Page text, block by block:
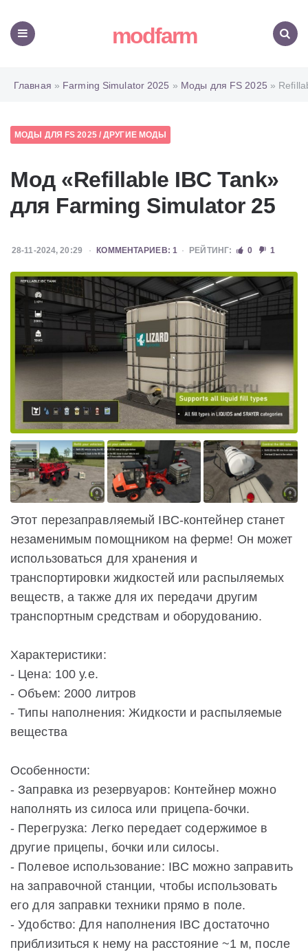
modfarm
Главная » Farming Simulator 2025 » Моды для FS 2025 »
МОДЫ ДЛЯ FS 2025/ДРУГИЕ МОДЫ
Мод «Refillable IBC Tank»
для Farming Simulator 25
28-11-2024, 20:29 КОММЕНТАРИЕВ: 1 РЕЙТИНГ: 0 1
Этот перезаправляемый IBC-контейнер станет
незаменимым помощником на ферме! Он может
использоваться для хранения и
транспортировки жидкостей или распыляемых
веществ, а также для их передачи другим
транспортным средствам и оборудованию.
Характеристики:
- Цена: 100 у.е.
- Объем: 2000 литров
- Типы наполнения: Жидкости и распыляемые
вещества
Особенности:
- Заправка из резервуаров: Контейнер можно
наполнять из силоса или прицепа-бочки.
- Перегрузка: Легко передает содержимое в
другие прицепы, бочки или силосы.
- Полевое использование: IBC можно заправить
на заправочной станции, чтобы использовать
его для заправки техники прямо в поле.
- Удобство: Для наполнения IBC достаточно
приблизиться к нему на расстояние ~1 м, после